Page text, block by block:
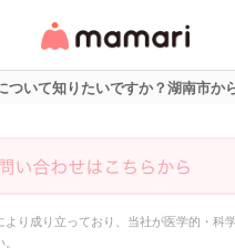
リ・情報サイト
いて知りたいですか？湖南市か
り成り立っており、当社が医学的・科